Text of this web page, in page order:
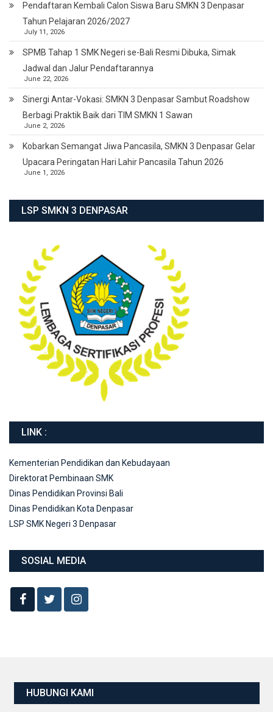
Pendaftaran Kembali Calon Siswa Baru SMKN 3 Denpasar
Tahun Pelajaran 2026/2027
July 11, 2026
SPMB Tahap 1 SMK Negeri se-Bali Resmi Dibuka, Simak
Jadwal dan Jalur Pendaftarannya
June 22, 2026
Sinergi Antar-Vokasi: SMKN 3 Denpasar Sambut Roadshow
Berbagi Praktik Baik dari TIM SMKN 1 Sawan
June 2, 2026
Kobarkan Semangat Jiwa Pancasila, SMKN 3 Denpasar Gelar
Upacara Peringatan Hari Lahir Pancasila Tahun 2026
June 1, 2026
LSP SMKN 3 DENPASAR
LINK :
Kementerian Pendidikan dan Kebudayaan
Direktorat Pembinaan SMK
Dinas Pendidikan Provinsi Bali
Dinas Pendidikan Kota Denpasar
LSP SMK Negeri 3 Denpasar
SOSIAL MEDIA
HUBUNGI KAMI